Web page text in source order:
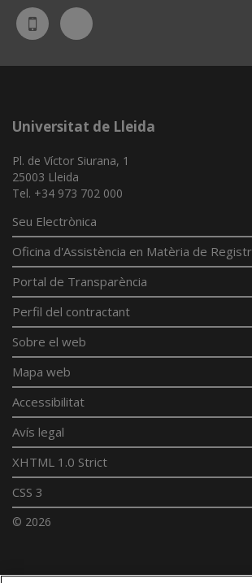
UdL
App
Bluesky
Universitat de Lleida
Pl. de Víctor Siurana, 1
25003 Lleida
Tel. +34 973 702 000
Seu Electrònica
Oficina d'Assistència en Matèria de
Portal de Transparència
Perfil del contractant
Sobre el web
Mapa web
Accessibilitat
Avís legal
XHTML 1.0 Strict
CSS 3
© 2026